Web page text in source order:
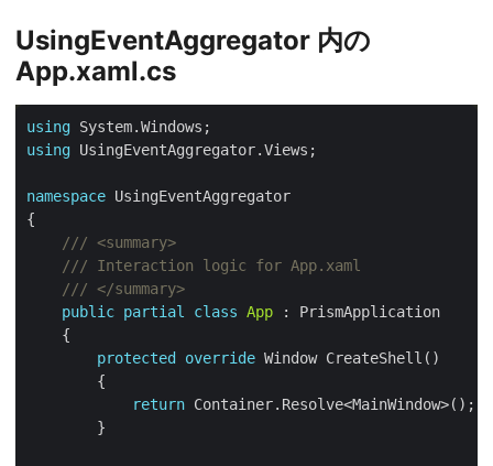
UsingEventAggregator 内の
App.xaml.cs
using
using
namespace
/// <summary>
/// Interaction logic for App.xaml
/// </summary>
public partial class App
protected
override
return